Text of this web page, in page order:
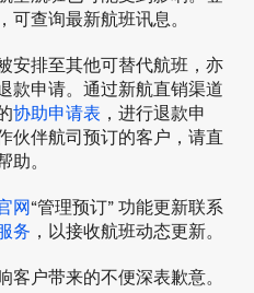
，可查询最新航班讯息。
安排至其他可替代航班，亦
款申请。通过新航直销渠道
协助申请表 ，进行退款申
伙伴航司预订的客户，请直
。
网“管理预订” 功能更新联系
务 ，以接收航班动态更新。
户带来的不便深表歉意。